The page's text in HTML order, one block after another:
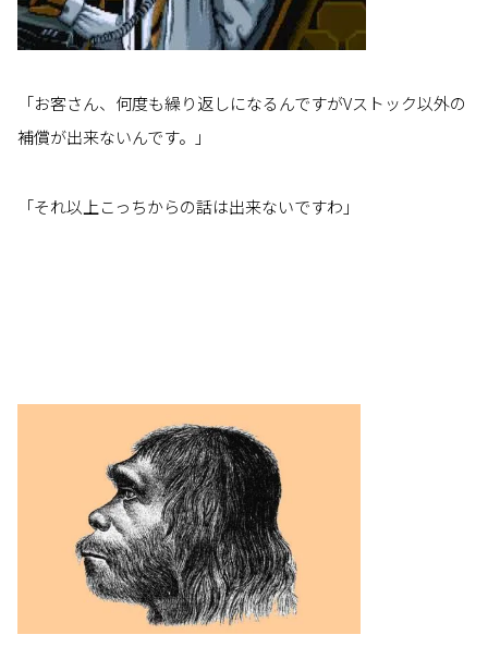
「お客さん、何度も繰り返しになるんですがVストック以外の
補償が出来ないんです。」
「それ以上こっちからの話は出来ないですわ」